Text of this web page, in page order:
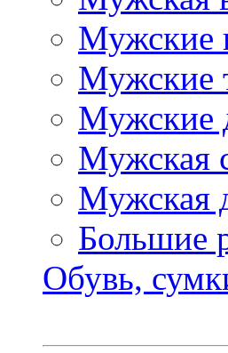
Мужские
Мужские
Мужские
Мужская
Мужская
Большие
Обувь,